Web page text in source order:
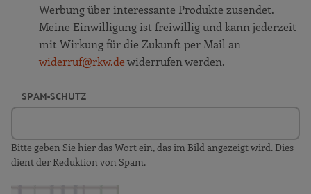
Werbung über interessante Produkte zusendet.
Meine Einwilligung ist freiwillig und kann jederzeit
mit Wirkung für die Zukunft per Mail an
widerruf@rkw.dewiderrufen werden.
SPAM-SCHUTZ
Bitte geben Sie hier das Wort ein, das im Bild angezeigt wird. Dies
dient der Reduktion von Spam.